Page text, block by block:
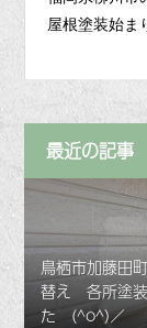
屋根塗装始ま
最近の記事
鳥栖市加藤田
替え 各所塗
た (^o^)／